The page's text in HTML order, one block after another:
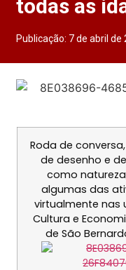
todas as
Publicação: 7 de abril de
Roda de
de desenho e
como
algumas das
virtualmente nas
Cultura e
de São